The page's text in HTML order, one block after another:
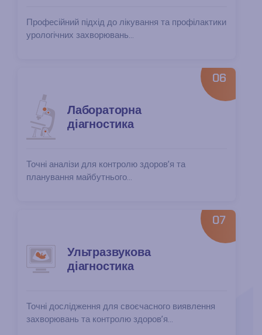
Професійний підхід до лікування та профілактики
урологічних захворювань...
06
Лабораторна
діагностика
Точні аналізи для контролю здоров’я та
планування майбутнього...
07
Ультразвукова
діагностика
Точні дослідження для своєчасного виявлення
захворювань та контролю здоров’я...